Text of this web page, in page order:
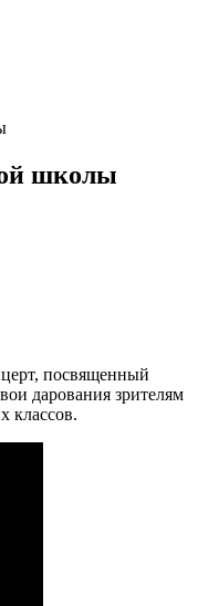
школы
посвященный
дарования зрителям
классов.